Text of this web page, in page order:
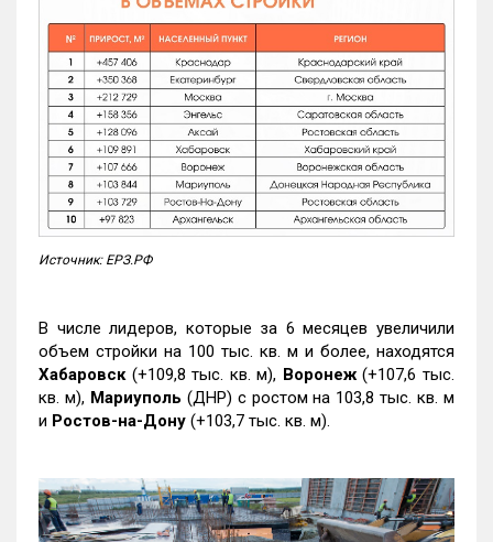
Источник: ЕРЗ.РФ
В числе лидеров, которые за 6 месяцев увеличили
объем стройки на 100 тыс. кв. м и более, находятся
Хабаровск (+109,8 тыс. кв. м), Воронеж(+107,6 тыс.
кв. м), Мариуполь (ДНР) с ростом на 103,8 тыс. кв. м
и Ростов-на-Дону (+103,7 тыс. кв. м).